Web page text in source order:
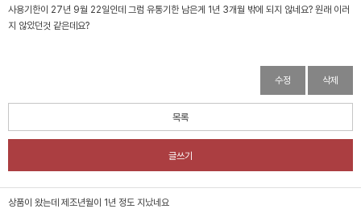
사용기한이 27년 9월 22일인데 그럼 유통기한 남은게 1년 3개월 밖에 되지 않네요? 원래 이러
지 않았던것 같은데요?
수정 삭제
목록
글쓰기
상품이 왔는데 제조년월이 1년 정도 지났네요